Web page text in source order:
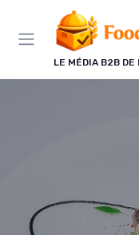
LE MÉDIA B2B DE
Panneau de gestion